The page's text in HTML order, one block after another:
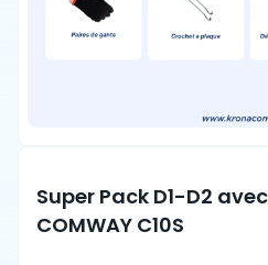
Super Pack D1-D2
COMWAY C10S